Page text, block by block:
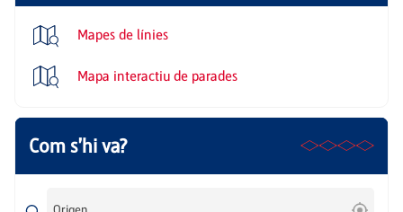
Mapes de línies
Mapa interactiu de parades